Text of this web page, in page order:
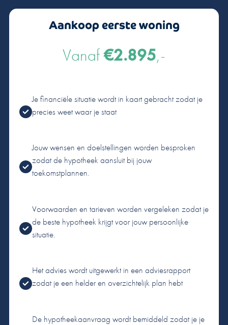
Aankoop eerste woning
Vanaf€2.895,-
Je financiële situatie wordt in kaart gebracht zodat je
precies weet waar je staat
Jouw wensen en doelstellingen worden besproken
zodat de hypotheek aansluit bij jouw
toekomstplannen.
Voorwaarden en tarieven worden vergeleken zodat je
de beste hypotheek krijgt voor jouw persoonlijke
situatie.
Het advies wordt uitgewerkt in een adviesrapport
zodat je een helder en overzichtelijk plan hebt
De hypotheekaanvraag wordt bemiddeld zodat je je